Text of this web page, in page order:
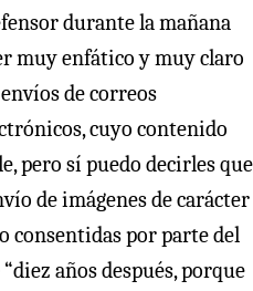
durante la mañana
muy enfático y muy claro
de correos
cuyo contenido
pero sí puedo decirles que
de imágenes de carácter
consentidas por parte del
años después, porque